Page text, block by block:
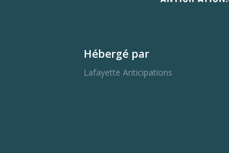
Hébergé par
Lafayette Anticipations